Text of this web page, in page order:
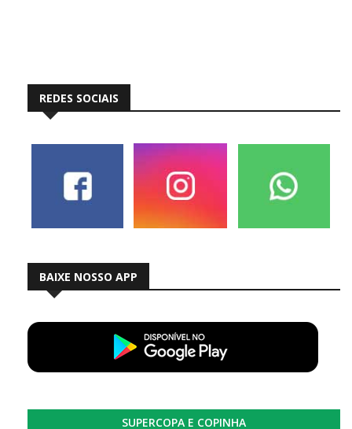
REDES SOCIAIS
BAIXE NOSSO APP
SUPERCOPA E COPINHA